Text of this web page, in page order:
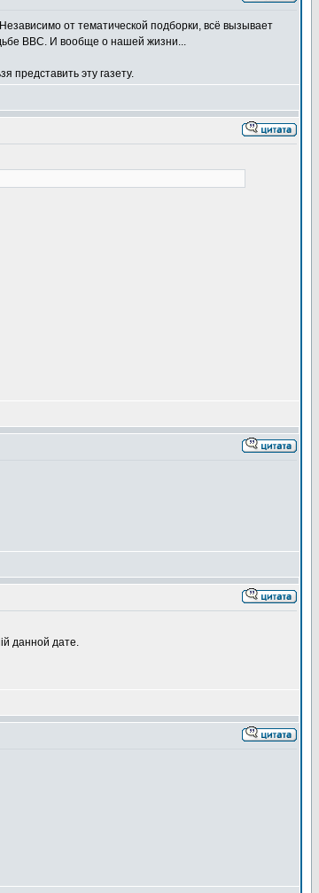
от тематической подборки, всё вызывает
ВВС. И вообще о нашей жизни...
эту газету.
данной дате.